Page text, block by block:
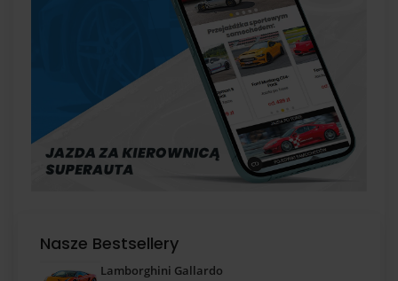
Nasze Bestsellery
Lamborghini Gallardo